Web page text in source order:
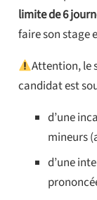
limite de 6
faire son stage
Attention, le
candidat est
d’une
mineurs
d’une